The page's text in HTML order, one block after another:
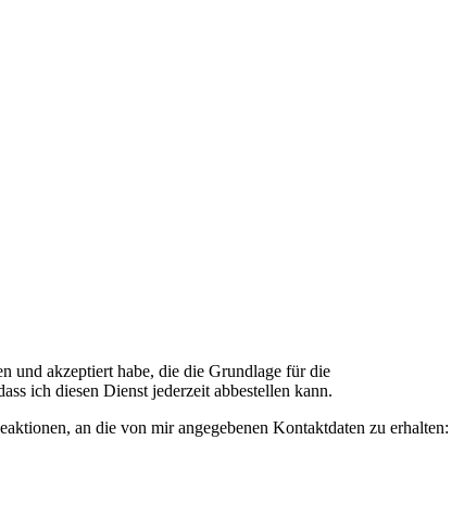
akzeptiert habe, die die Grundlage für die
ich diesen Dienst jederzeit abbestellen kann.
an die von mir angegebenen Kontaktdaten zu erhalten: